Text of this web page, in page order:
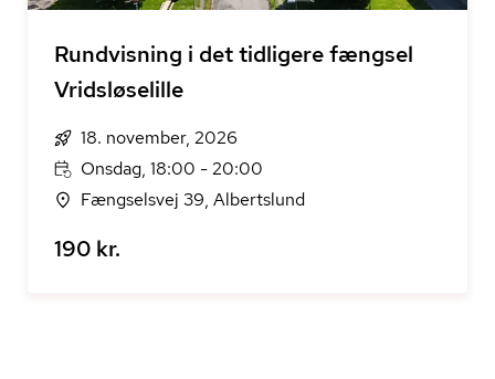
Rundvisning i det tidligere fængsel
Vridsløselille
18. november, 2026
Onsdag, 18:00 - 20:00
Fængselsvej 39, Albertslund
190 kr.